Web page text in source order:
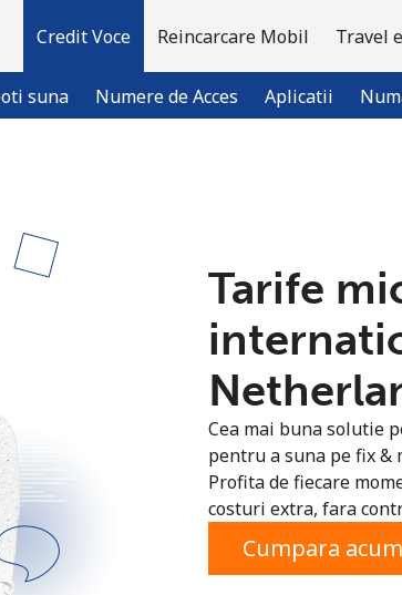
Credit Voce
suna Numere de Acces Aplicatii
Reincarcare Mobil Travel
Logheaza-te →
Inregistreaza-te cu
Tarife
Cea mai buna solutie
pentru a suna pe fix
Profita de fiecare
costuri extra, fara
Cumpara acum